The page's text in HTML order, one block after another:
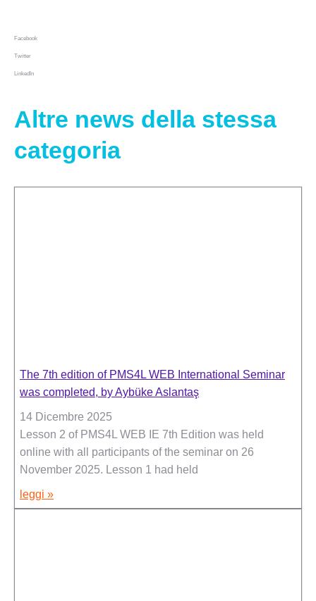
Facebook
Twitter
LinkedIn
Altre news della stessa
categoria
The 7th edition of PMS4L WEB International Seminar
was completed, by Aybüke Aslantaş
14 Dicembre 2025
Lesson 2 of PMS4L WEB IE 7th Edition was held
online with all participants of the seminar on 26
November 2025. Lesson 1 had held
leggi »